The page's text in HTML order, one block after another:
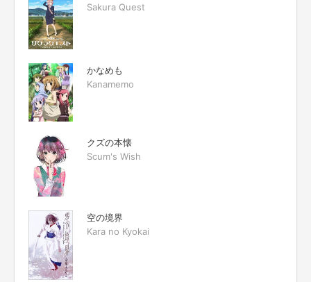
Sakura Quest
かなめも
Kanamemo
クズの本懐
Scum's Wish
空の境界
Kara no Kyokai